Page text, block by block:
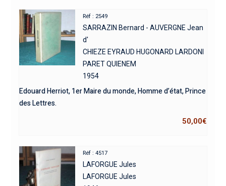
Réf : 2549
SARRAZIN Bernard - AUVERGNE Jean
d'
CHIEZE EYRAUD HUGONARD LARDONI
PARET QUIENEM
1954
Edouard Herriot, 1er Maire du monde, Homme d’état, Prince
des Lettres.
50,00€
Réf : 4517
LAFORGUE Jules
LAFORGUE Jules